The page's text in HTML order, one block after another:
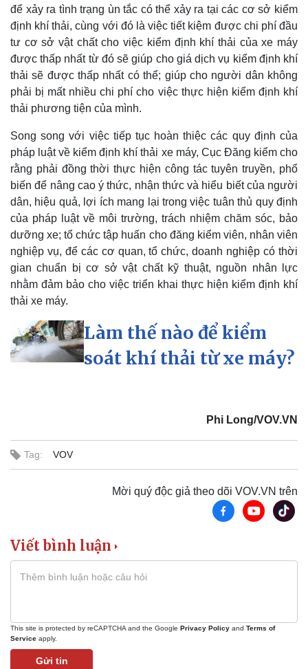
Doanh nghiệp
Doanh nghiệp 24h
Doanh nhân
Vì cộng đồng
Tin Công nghệ
Trải nghiệm
Chuyển đổi số
để xảy ra tình trạng ùn tắc có thể xảy ra tại các cơ sở kiểm
định khí thải, cùng với đó là việc tiết kiệm được chi phí đầu
tư cơ sở vật chất cho việc kiểm định khí thải của xe máy
được thấp nhất từ đó sẽ giúp cho giá dịch vụ kiểm định khí
thải sẽ được thấp nhất có thể; giúp cho người dân không
phải bị mất nhiều chi phí cho việc thực hiện kiểm định khí
thải phương tiện của mình.
Song song với việc tiếp tục hoàn thiệc các quy định của
pháp luật về kiểm định khí thải xe máy, Cục Đăng kiểm cho
rằng phải đồng thời thực hiện công tác tuyên truyền, phổ
biến để nâng cao ý thức, nhận thức và hiểu biết của người
dân, hiệu quả, lợi ích mang lại trong việc tuân thủ quy định
của pháp luật về môi trường, trách nhiệm chăm sóc, bảo
dưỡng xe; tổ chức tập huấn cho đăng kiểm viên, nhân viên
nghiệp vụ, để các cơ quan, tổ chức, doanh nghiệp có thời
gian chuẩn bị cơ sở vật chất kỹ thuật, nguồn nhân lực
nhằm đảm bảo cho việc triển khai thực hiện kiểm định khí
thải xe máy.
Làm thế nào để kiểm
soát khí thải từ xe máy?
Phi Long/VOV.VN
Tag: VOV
Mời quý độc giả theo dõi VOV.VN trên
Viết bình luận
This site is protected by reCAPTCHA and the Google Privacy Policy and Terms of
Service apply.
Gửi tin